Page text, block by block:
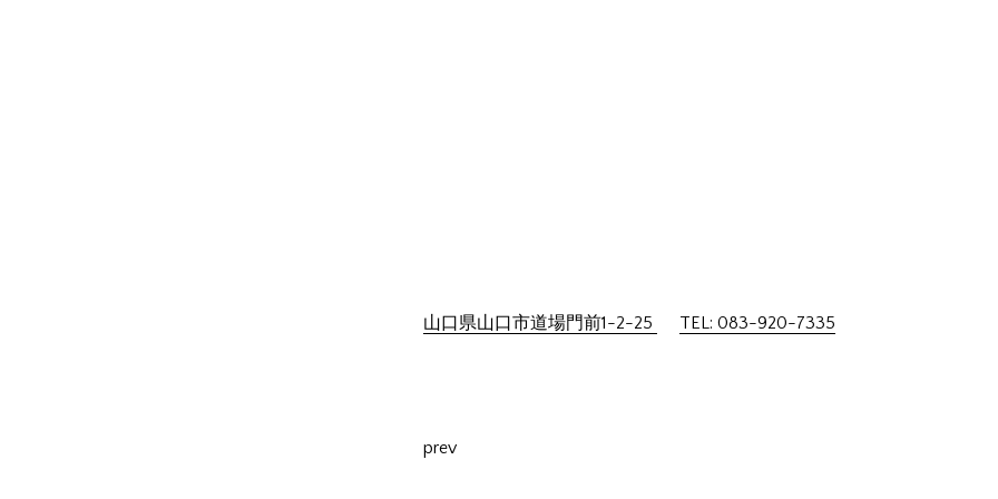
山口県山口市道場門前1-2-25 TEL: 083-920-7335
prev